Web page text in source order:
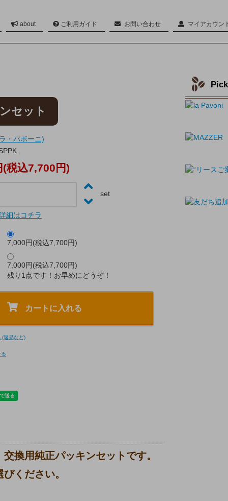
about ご利用ガイド お問い合わせ マイアカウン
セット
・パボーニ)
(税込7,700円)
set
細はコチラ
7,000円(税込7,700円)
7,000円(税込7,700円)
残り1点です！お早めにどうぞ！
カートに入れる
(返品など)
換用純正パッキンセットです。
ください。